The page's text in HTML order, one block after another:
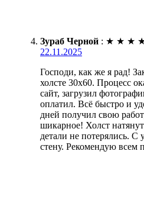
Зураб Черной : ★ ★ ★
22.11.2025
Господи, как же я рад!
холсте 30х60. Процесс
сайт, загрузил
оплатил. Всё быстро и
дней получил свою
шикарное! Холст
детали не потерялись. С
стену. Рекомендую всем